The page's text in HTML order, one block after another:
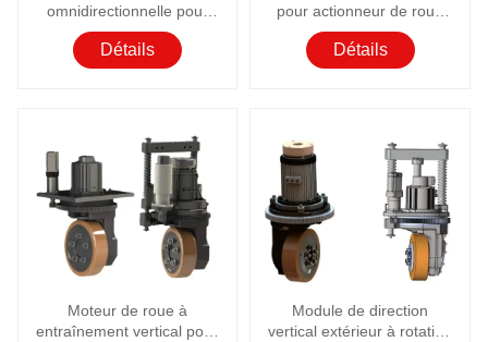
omnidirectionnelle pour
robots mobiles intelligents
Détails
pour actionneur de roue
motrice à direction
différentielle
Détails
Moteur de roue à
entraînement vertical pour
Module de direction
vertical extérieur à rotation